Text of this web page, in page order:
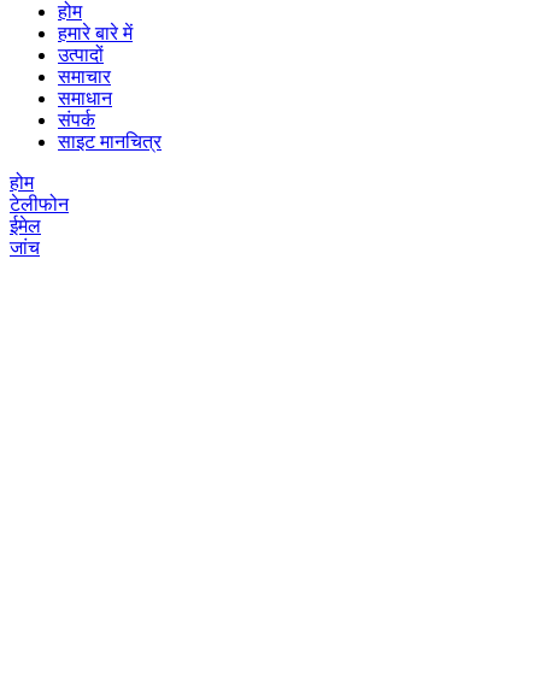
होम
हमारे बारे में
उत्पादों
समाचार
समाधान
संपर्क
साइट मानचित्र
होम
टेलीफोन
ईमेल
जांच